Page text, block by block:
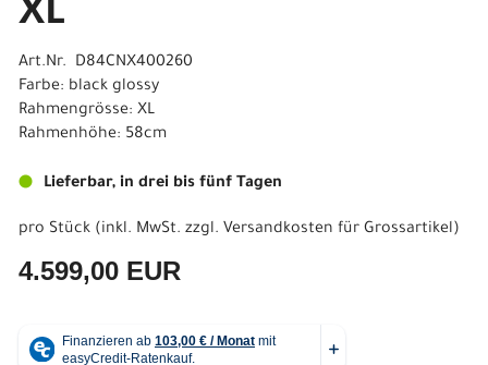
XL
Art.Nr. D84CNX400260
Farbe: black glossy
Rahmengrösse: XL
Rahmenhöhe: 58cm
Lieferbar, in drei bis fünf Tagen
pro Stück (inkl. MwSt. zzgl. Versandkosten für Grossartikel)
4.599,00 EUR